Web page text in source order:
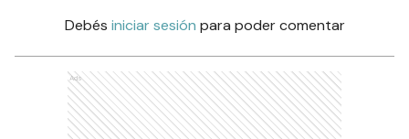
Debés iniciar sesión para poder comentar
Ads